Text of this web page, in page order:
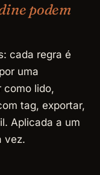
podem
cada regra é
uma
como lido,
tag, exportar,
Aplicada a um
vez.